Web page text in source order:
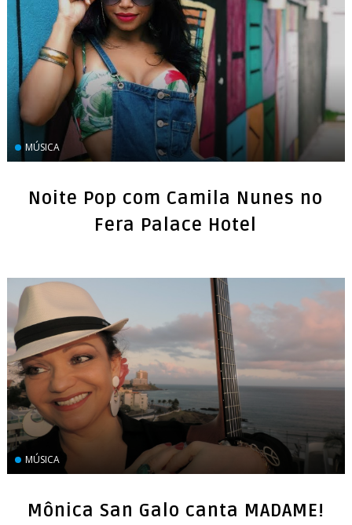
MÚSICA‏
Noite Pop com Camila Nunes no
Fera Palace Hotel
‏MÚSICA
Mônica San Galo canta MADAME!